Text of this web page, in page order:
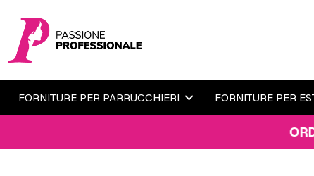
FORNITURE PER PARRUCCHIERI FORNITURE PER
ORDINA